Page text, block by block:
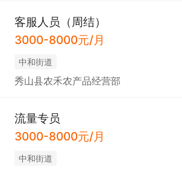
- 休：4天。
四、薪资待遇
1. 营业前（30–60min）：到岗→清
物资→开空调/排风。
客服人员（周结）
3000-8000元/月
中和街道
秀山县农禾农产品经营部
流量专员
3000-8000元/月
中和街道